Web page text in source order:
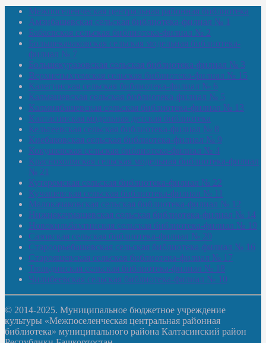
Межпоселенческая центральная районная библиотека
Амзибашевская сельская библиотека-филиал № 1
Бабаевская сельская библиотека-филиал № 2
Большекачаковская сельская модельная библиотека-
филиал № 7
Большекуразовская сельская библиотека-филиал № 3
Верхнетыхтемская сельская библиотека-филиал № 15
Калегинская сельская библиотека-филиал № 6
Калмашевская сельская библиотека-филиал № 5
Калмиябашевская сельская библиотека-филиал № 13
Калтасинская модельная детская библиотека
Кельтеевская сельская библиотека-филиал № 8
Киебаковская сельская библиотека-филиал № 9
Кокушевская сельская библиотека-филиал № 4
Краснохолмская сельская модельная библиотека-филиал
№ 21
Кутеремская сельская библиотека-филиал № 22
Кучашевская сельская библиотека-филиал № 11
Малокачаковская сельская библиотека-филиал № 12
Нижнекачмашевская сельская библиотека-филиал № 14
Новокильбахтинская сельская библиотека-филиал № 19
Сазовская сельская библиотека-филиал № 20
Староорьебашевская сельская библиотека-филиал № 16
Старояшевская сельская библиотека-филиал № 17
Тюльдинская сельская библиотека-филиал № 18
Чилибеевская сельская библиотека-филиал № 10
© 2014-2025. Муниципальное бюджетное учреждение
культуры «Межпоселенческая центральная районная
библиотека» муниципального района Калтасинский район